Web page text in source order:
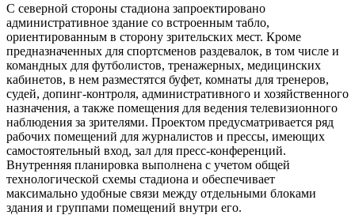
С северной стороны стадиона запроектировано
административное здание со встроенным табло,
ориентированным в сторону зрительских мест. Кроме
предназначенных для спортсменов раздевалок, в том числе и
командных для футболистов, тренажерных, медицинских
кабинетов, в нем разместятся буфет, комнаты для тренеров,
судей, допинг-контроля, административного и хозяйственного
назначения, а также помещения для ведения телевизионного
наблюдения за зрителями. Проектом предусматривается ряд
рабочих помещений для журналистов и прессы, имеющих
самостоятельный вход, зал для пресс-конференций.
Внутренняя планировка выполнена с учетом общей
технологической схемы стадиона и обеспечивает
максимально удобные связи между отдельными блоками
здания и группами помещений внутри его.